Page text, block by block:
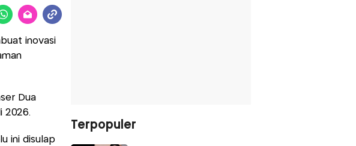
inovasi
Dua
2026.
ini disulap
Terpopuler